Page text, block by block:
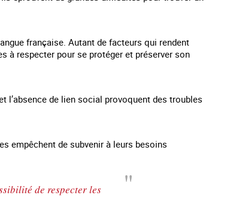
française. Autant de facteurs qui rendent
à respecter pour se protéger et préserver son
l’absence de lien social provoquent des troubles
empêchent de subvenir à leurs besoins
de respecter les